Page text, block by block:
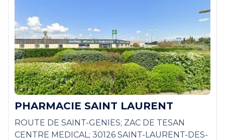
PHARMACIE SAINT LAURENT
ROUTE DE SAINT-GENIES; ZAC DE TESAN
CENTRE MEDICAL; 30126 SAINT-LAURENT-DES-